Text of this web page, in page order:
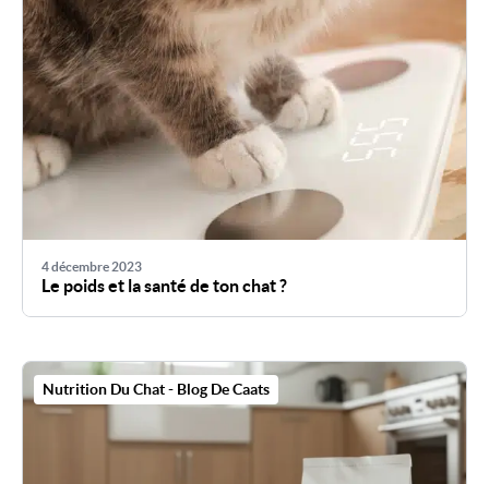
4 décembre 2023
Le poids et la santé de ton chat ?
Nutrition Du Chat - Blog De Caats